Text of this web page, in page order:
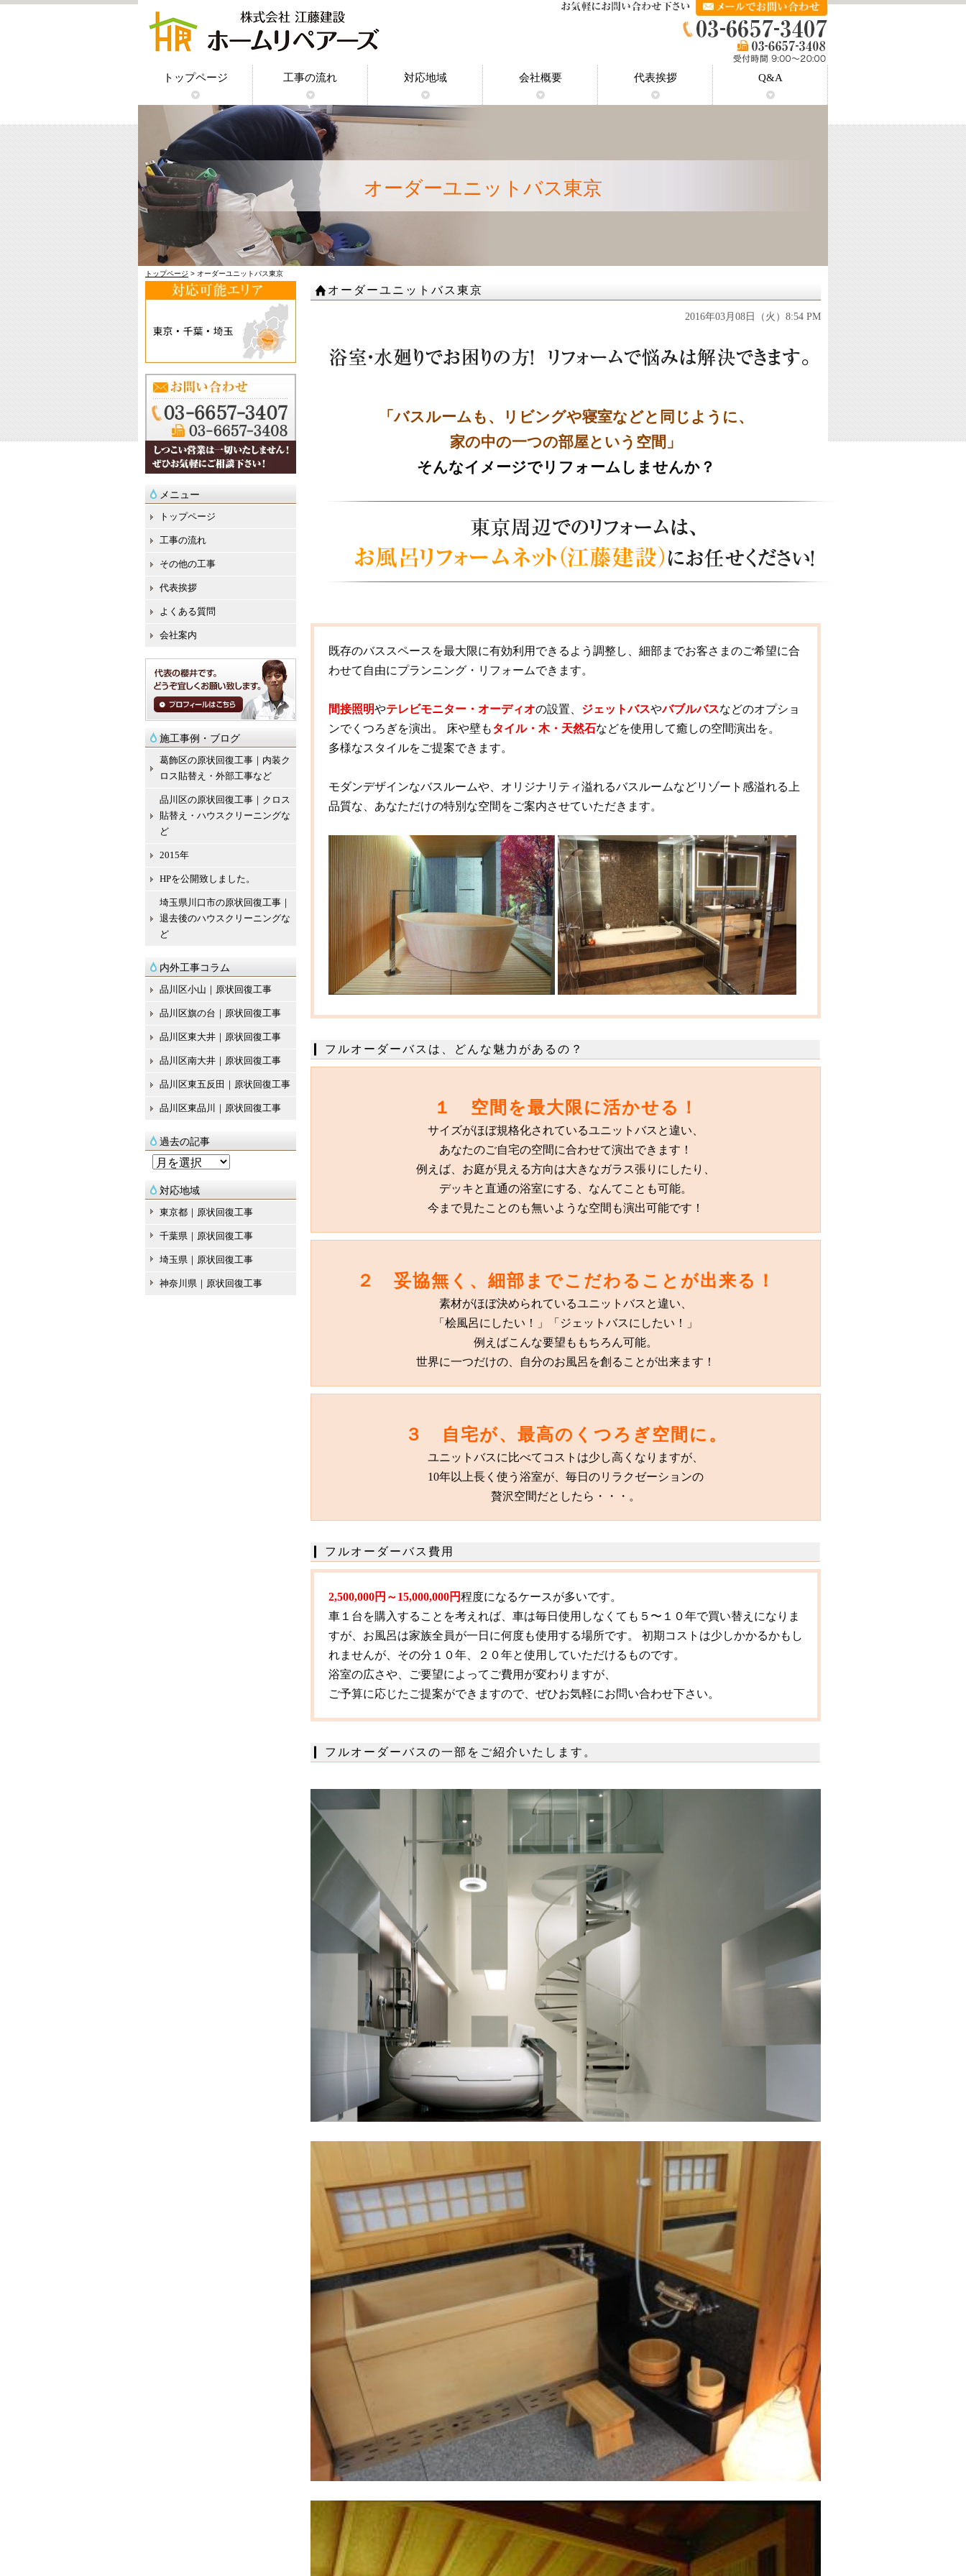
トップページ 工事の流れ 対応地域
東京都｜原状回復工事 葛飾区東金町｜原
千代田区｜原状回復工事
江戸川区｜原状回復工事
世田谷区｜原状回復工事
千葉県｜原状回復工事 市川市市川｜原状回復工事
市川市新井｜原状回復工事
市川市新田｜原状回復工事
市川市菅野｜原状回復工事
市川市鬼高｜原状回復工事
市川市相之川｜原状回復工事
埼玉県｜原状回復工事 埼玉県川口市安行｜原状回復工事
埼玉県川口市荒川町｜原状回復工事
埼玉県川口市新井町｜原状回復工事
埼玉県川口市新井宿｜原状回復工事
埼玉県川口市朝日｜原状回復工事
埼玉県川口市赤山｜原状回復工事
埼玉県川口市赤井｜原状回復工事
神奈川県｜原状回復工事
会社概要 代表挨拶 Q&A
オーダーユニットバス東京
トップページ > オーダーユニットバス東京
オーダーユニットバス東京
2016年03月08日（火）8:54 PM
「バスルームも、リビングや寝室などと同じように、
家の中の一つの部屋という空間」
そんなイメージでリフォームしませんか？
既存のバススペースを最大限に有効利用できるよう調整し、細部までお客さまのご希望に合
わせて自由にプランニング・リフォームできます。
間接照明やテレビモニター・オーディオの設置、 ジェットバスやバブルバスなどのオプショ
ンでくつろぎを演出。 床や壁もタイル・木・天然石などを使用して癒しの空間演出を。
多様なスタイルをご提案できます。
モダンデザインなバスルームや、オリジナリティ溢れるバスルームなどリゾート感溢れる上
品質な、あなただけの特別な空間をご案内させていただきます。
フルオーダーバスは、どんな魅力があるの？
１ 空間を最大限に活かせる！
サイズがほぼ規格化されているユニットバスと違い、
あなたのご自宅の空間に合わせて演出できます！
例えば、お庭が見える方向は大きなガラス張りにしたり、
デッキと直通の浴室にする、なんてことも可能。
今まで見たことのも無いような空間も演出可能です！
２ 妥協無く、細部までこだわることが出来る！
素材がほぼ決められているユニットバスと違い、
「桧風呂にしたい！」「ジェットバスにしたい！」
例えばこんな要望ももちろん可能。
世界に一つだけの、自分のお風呂を創ることが出来ます！
３ 自宅が、最高のくつろぎ空間に。
ユニットバスに比べてコストは少し高くなりますが、
10年以上長く使う浴室が、毎日のリラクゼーションの
贅沢空間だとしたら・・・。
フルオーダーバス費用
2,500,000円～15,000,000円程度になるケースが多いです。
車１台を購入することを考えれば、車は毎日使用しなくても５〜１０年で買い替えになりま
すが、お風呂は家族全員が一日に何度も使用する場所です。 初期コストは少しかかるかもし
れませんが、その分１０年、２０年と使用していただけるものです。
浴室の広さや、ご要望によってご費用が変わりますが、
ご予算に応じたご提案ができますので、ぜひお気軽にお問い合わせ下さい。
フルオーダーバスの一部をご紹介いたします。
メニュー
トップページ
工事の流れ
その他の工事
代表挨拶
よくある質問
会社案内
施工事例・ブログ
葛飾区の原状回復工事｜内装ク
ロス貼替え・外部工事など
品川区の原状回復工事｜クロス
貼替え・ハウスクリーニングな
ど
2015年
HPを公開致しました。
埼玉県川口市の原状回復工事｜
退去後のハウスクリーニングな
ど
内外工事コラム
品川区小山｜原状回復工事
品川区旗の台｜原状回復工事
品川区東大井｜原状回復工事
品川区南大井｜原状回復工事
品川区東五反田｜原状回復工事
品川区東品川｜原状回復工事
過去の記事
の
事
対応地域
東京都｜原状回復工事
千葉県｜原状回復工事
埼玉県｜原状回復工事
神奈川県｜原状回復工事